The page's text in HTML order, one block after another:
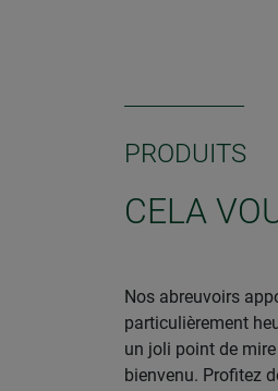
PRODUITS
CELA
Nos abreuvoirs
particulièrement
un joli point de
bienvenu. Profitez